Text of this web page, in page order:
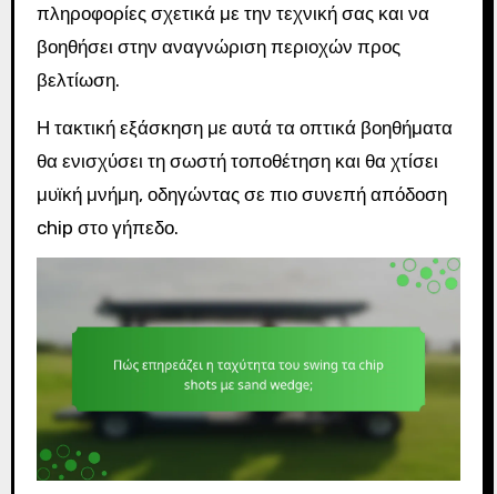
πληροφορίες σχετικά με την τεχνική σας και να
βοηθήσει στην αναγνώριση περιοχών προς
βελτίωση.
Η τακτική εξάσκηση με αυτά τα οπτικά βοηθήματα
θα ενισχύσει τη σωστή τοποθέτηση και θα χτίσει
μυϊκή μνήμη, οδηγώντας σε πιο συνεπή απόδοση
chip στο γήπεδο.